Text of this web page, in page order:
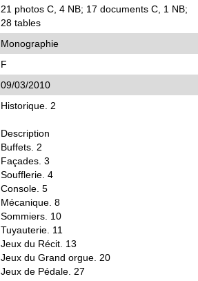
21 photos C, 4 NB; 17 documents C, 1 NB;
28 tables
Monographie
F
09/03/2010
Historique. 2
Description
Buffets. 2
Façades. 3
Soufflerie. 4
Console. 5
Mécanique. 8
Sommiers. 10
Tuyauterie. 11
Jeux du Récit. 13
Jeux du Grand orgue. 20
Jeux de Pédale. 27